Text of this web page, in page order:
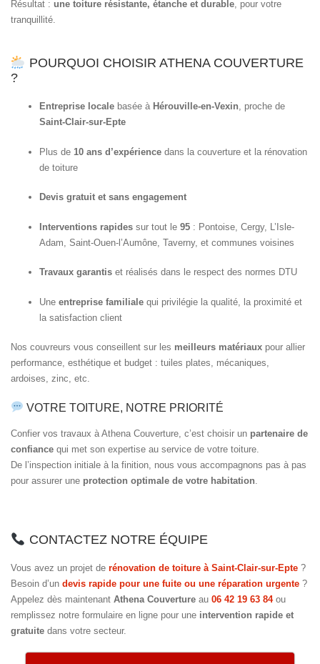
Résultat : une toiture résistante, étanche et durable , pour votre
tranquillité.
POURQUOI CHOISIR ATHENA COUVERTURE
?
Entreprise locale basée à Hérouville-en-Vexin, proche de
Saint-Clair-sur-Epte
Plus de 10 ans d’expérience dans la couverture et la rénovation
de toiture
Devis gratuit et sans engagement
Interventions rapides sur tout le 95 : Pontoise, Cergy, L’Isle-
Adam, Saint-Ouen-l’Aumône, Taverny, et communes voisines
Travaux garantis et réalisés dans le respect des normes DTU
Une entreprise familiale qui privilégie la qualité, la proximité et
la satisfaction client
Nos couvreurs vous conseillent sur les meilleurs matériaux pour allier
performance, esthétique et budget : tuiles plates, mécaniques,
ardoises, zinc, etc.
VOTRE TOITURE, NOTRE PRIORITÉ
Confier vos travaux à Athena Couverture, c’est choisir un partenaire de
confiance qui met son expertise au service de votre toiture.
De l’inspection initiale à la finition, nous vous accompagnons pas à pas
pour assurer une protection optimale de votre habitation
CONTACTEZ NOTRE ÉQUIPE
Vous avez un projet de rénovation de toiture à Saint-Clair-sur-Epte ?
Besoin d’un devis rapide pour une fuite ou une réparation urgente ?
Appelez dès maintenant Athena Couverture au 06 42 19 63 84ou
remplissez notre formulaire en ligne pour une intervention rapide et
gratuite dans votre secteur.